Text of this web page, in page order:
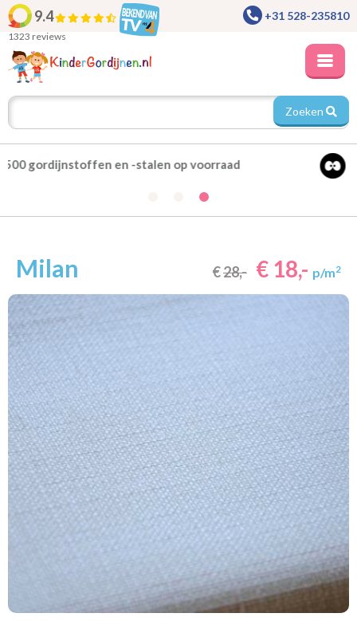
9.4
1323 reviews
+31 528-235810
Zoeken
Alle gordijnen verduisterend leverbaar
Milan €28,- € 18,- p/m2